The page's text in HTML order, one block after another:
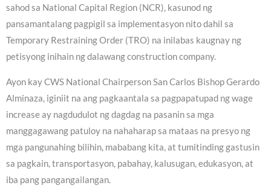
sahod sa National Capital Region (NCR), kasunod ng
pansamantalang pagpigil sa implementasyon nito dahil sa
Temporary Restraining Order (TRO) na inilabas kaugnay ng
petisyong inihain ng dalawang construction company.
Ayon kay CWS National Chairperson San Carlos Bishop Gerardo
Alminaza, iginiit na ang pagkaantala sa pagpapatupad ng wage
increase ay nagdudulot ng dagdag na pasanin sa mga
manggagawang patuloy na nahaharap sa mataas na presyo ng
mga pangunahing bilihin, mababang kita, at tumitinding gastusin
sa pagkain, transportasyon, pabahay, kalusugan, edukasyon, at
iba pang pangangailangan.